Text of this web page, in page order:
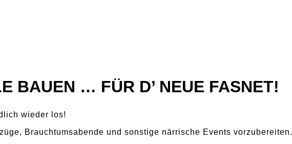
BAUEN … FÜR D’ NEUE FASNET!
wieder los!
Brauchtumsabende und sonstige närrische Events vorzubereiten.